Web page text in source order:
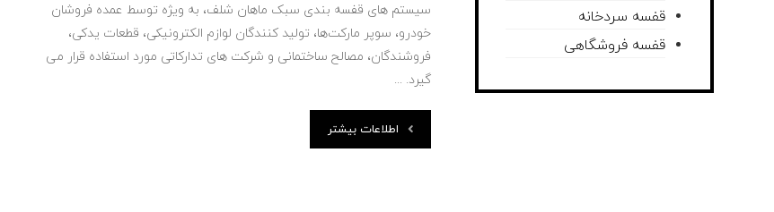
سیستم ‌های قفسه بندی سبک​​ ماهان شلف، به ویژه توسط عمده فروشان
خودرو، سوپر مارکت‌ها، تولید کنندگان لوازم الکترونیکی، قطعات یدکی،
فروشندگان، مصالح ساختمانی و شرکت‌ های تدارکاتی مورد استفاده قرار می
گیرد. ...
اطلاعات بیشتر
قفسه سردخانه
قفسه فروشگاهی